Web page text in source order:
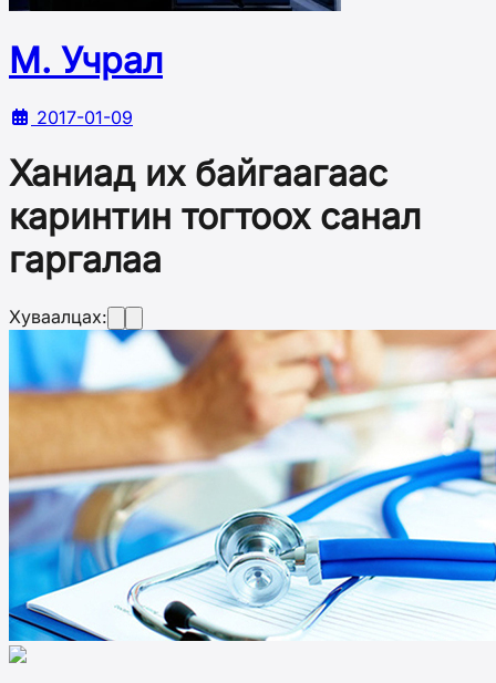
М. Учрал
2017-01-09
Ханиaд их байгаагаас
каринтин тогтоох санал
гаргалаа
Хуваалцах: